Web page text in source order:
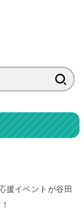
援イベントが谷田